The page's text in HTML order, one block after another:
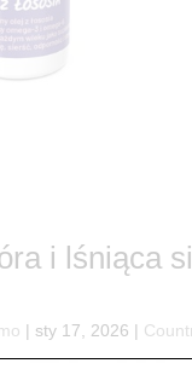
i lśniąca
| sty 17, 2026 |